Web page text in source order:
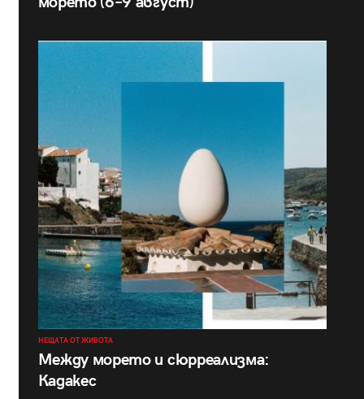
НЕЩАТА ОТ ЖИВОТА
Между морето и сюрреализма:
Кадакес